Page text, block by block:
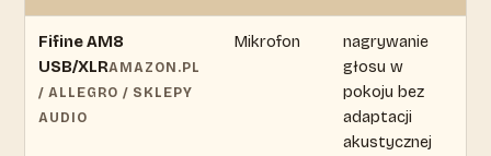
Fifine AM8
USB/XLRAMAZON.PL
/ ALLEGRO / SKLEPY
AUDIO
Mikrofon
nagrywanie
głosu w
pokoju bez
adaptacji
akustycznej